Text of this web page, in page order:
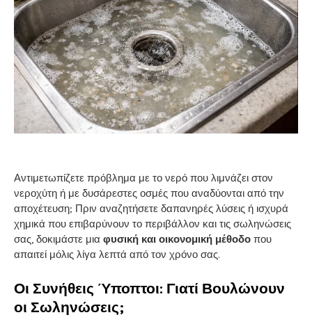
Αντιμετωπίζετε πρόβλημα με το νερό που λιμνάζει στον
νεροχύτη ή με δυσάρεστες οσμές που αναδύονται από την
αποχέτευση; Πριν αναζητήσετε δαπανηρές λύσεις ή ισχυρά
χημικά που επιβαρύνουν το περιβάλλον και τις σωληνώσεις
σας, δοκιμάστε μια φυσική και οικονομική μέθοδο που
απαιτεί μόλις λίγα λεπτά από τον χρόνο σας.
Οι Συνήθεις Ύποπτοι: Γιατί Βουλώνουν
οι Σωληνώσεις;